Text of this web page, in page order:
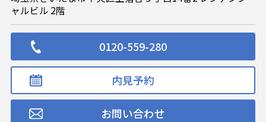
ャルビル 2階
0120-559-280
内見予約
お問い合わせ